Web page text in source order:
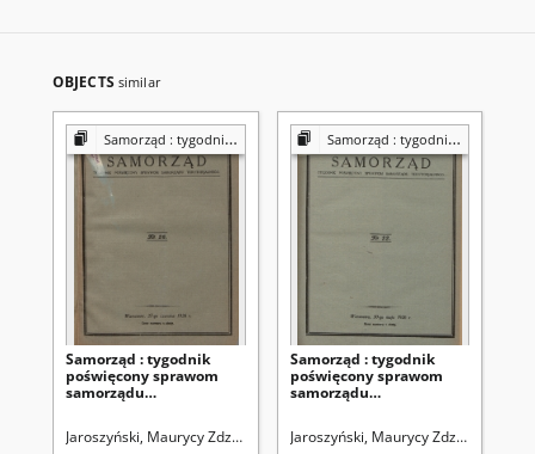
OBJECTS similar
Samorząd : tygodnik Związku Sejmików Pow. Rz. Polskiej
Samorząd : tygodnik
poświęcony sprawom
samorządu
Jaroszyński, Maurycy Zdzisław. Redaktor Zrzeszenie Samorządów
Samorząd : tygodnik Związku Sejmików Pow. Rz. Polskiej
Samorząd : tygodnik
poświęcony sprawom
samorządu
Jaroszyński, Maurycy Zdzisław.